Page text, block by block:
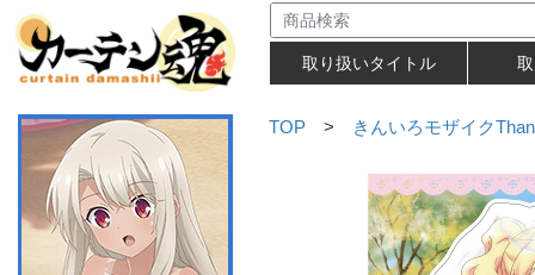
取り扱いタイトル
TOP > きんいろモザイク